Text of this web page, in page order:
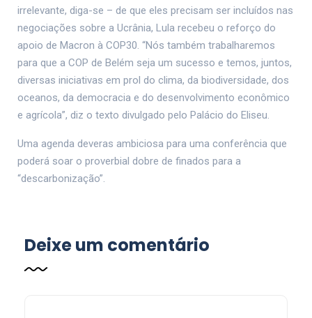
irrelevante, diga-se – de que eles precisam ser incluídos nas
negociações sobre a Ucrânia, Lula recebeu o reforço do
apoio de Macron à COP30. “Nós também trabalharemos
para que a COP de Belém seja um sucesso e temos, juntos,
diversas iniciativas em prol do clima, da biodiversidade, dos
oceanos, da democracia e do desenvolvimento econômico
e agrícola”, diz o texto divulgado pelo Palácio do Eliseu.
Uma agenda deveras ambiciosa para uma conferência que
poderá soar o proverbial dobre de finados para a
“descarbonização”.
Deixe um comentário